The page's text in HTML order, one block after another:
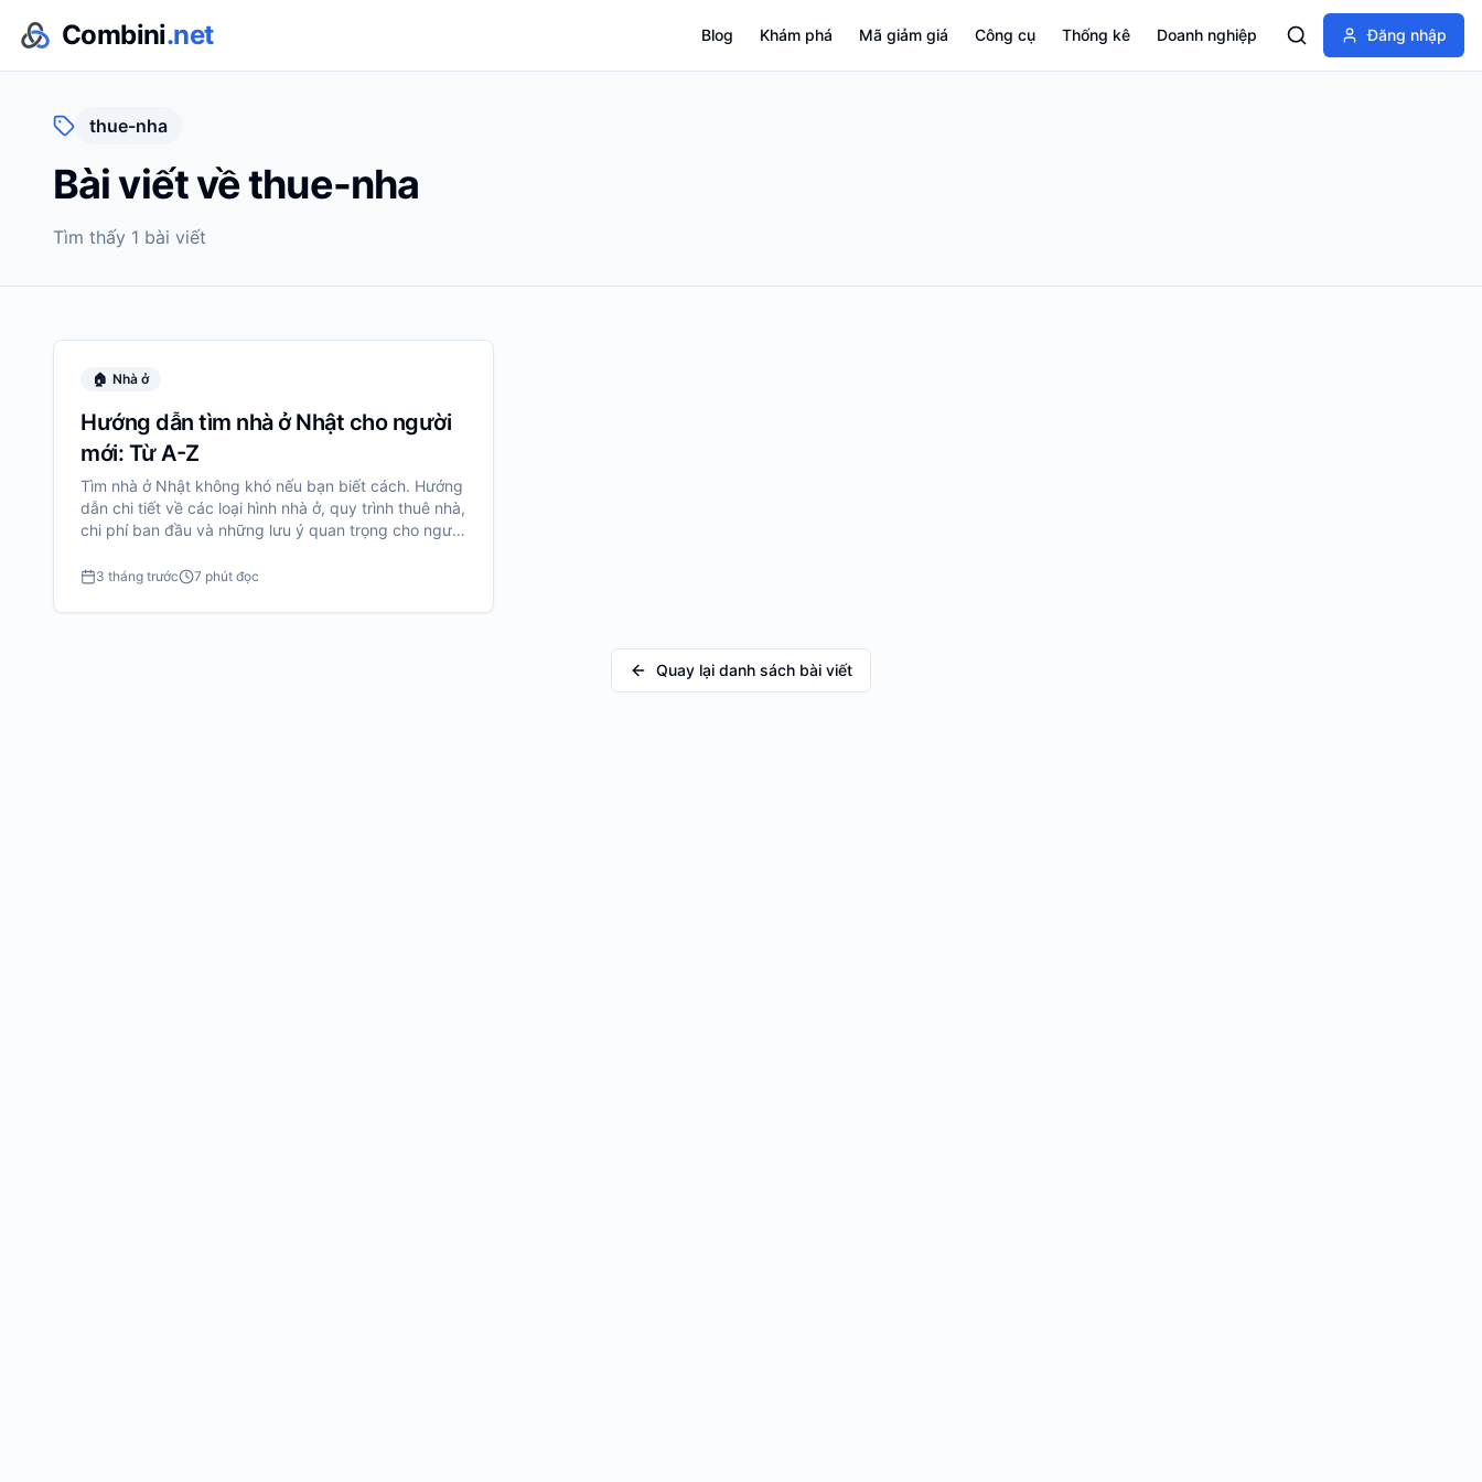
Combini.net Blog Khám phá Mã giảm giá Công cụ Thống kê Doanh nghiệp Đăng nhập
thue-nha
Bài viết vềthue-nha
Tìm thấy 1 bài viết
🏠 Nhà ở
Hướng dẫn tìm nhà ở Nhật cho người
mới: Từ A-Z
Tìm nhà ở Nhật không khó nếu bạn biết cách. Hướng
dẫn chi tiết về các loại hình nhà ở, quy trình thuê nhà,
chi phí ban đầu và những lưu ý quan trọng cho người
3 tháng trước 7 phút đọc
Quay lại danh sách bài viết